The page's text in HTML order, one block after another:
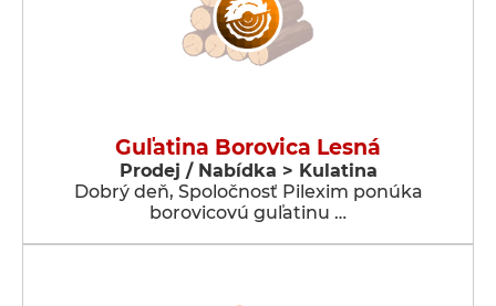
Guľatina Borovica Lesná
Prodej / Nabídka > Kulatina
Dobrý deň, Spoločnosť Pilexim ponúka
borovicovú guľatinu …